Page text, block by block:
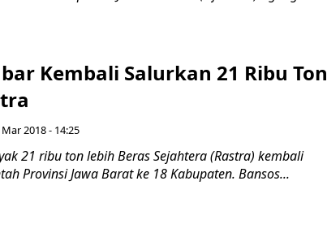
Kembali Salurkan 21 Ribu Ton
2018 - 14:25
21 ribu ton lebih Beras Sejahtera (Rastra) kembali
Provinsi Jawa Barat ke 18 Kabupaten. Bansos...